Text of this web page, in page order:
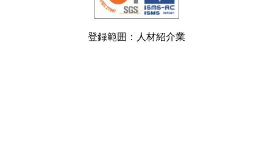
登録範囲：人材紹介業